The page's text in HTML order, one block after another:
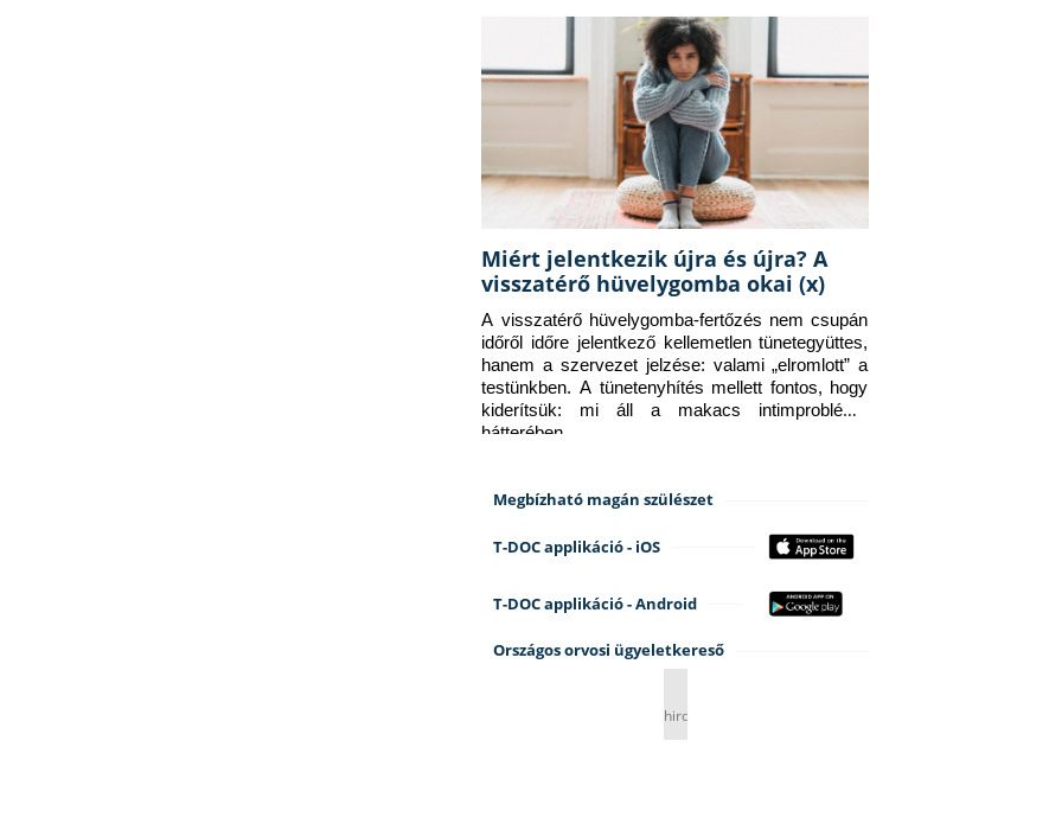
Miért jelentkezik újra és újra? A
visszatérő hüvelygomba okai (x)
A visszatérő hüvelygomba-fertőzés nem csupán
időről időre jelentkező kellemetlen tünetegyüttes,
hanem a szervezet jelzése: valami „elromlott” a
testünkben. A tünetenyhítés mellett fontos, hogy
kiderítsük: mi áll a makacs intimprobléma
hátterében.
Megbízható magán szülészet
T-DOC applikáció - iOS
T-DOC applikáció - Android
Országos orvosi ügyeletkereső
hirdetés